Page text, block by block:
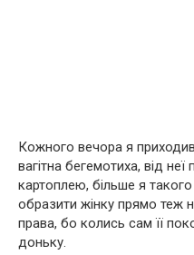
Кожного вечора я
вагітна бегемотиха, від
картоплею, більше я такого
образити жінку прямо теж
права, бо колись сам її
доньку.